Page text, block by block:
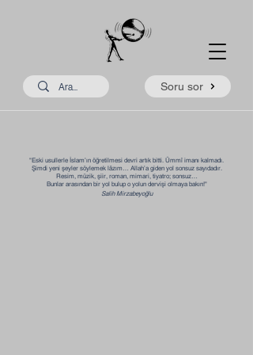
Soru sor
"Eski usullerle İslam’ın öğretilmesi devri artık bitti. Ümmî imanı kalmadı.
Şimdi yeni şeyler söylemek lâzım… Allah’a giden yol sonsuz sayıdadır.
Resim, müzik, şiir, roman, mimari, tiyatro; sonsuz…
Bunlar arasından bir yol bulup o yolun dervişi olmaya bakın!"​​
Salih Mirzabeyoğlu